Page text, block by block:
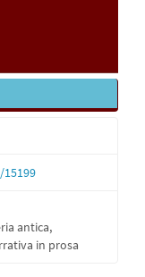
antica,
in prosa